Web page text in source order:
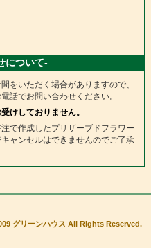
について-
をいただく場合がありますので、
話でお問い合わせください。
けしておりません。
で作成したプリザーブドフラワー
ャンセルはできませんのでご了承
グリーンハウス All Rights Reserved.